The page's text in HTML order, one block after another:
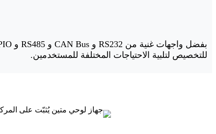
للتخصيص لتلبية الاحتياجات المختلفة للمستخدمين.